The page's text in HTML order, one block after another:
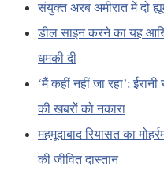
संयुक्त अरब अमीरात में दो
डील साइन करने का यह
धमकी दी
‘मैं कहीं नहीं जा रहा’;
की खबरों को नकारा
महमूदाबाद रियासत का
की जीवित दास्तान